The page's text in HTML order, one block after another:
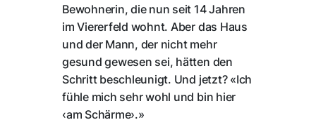
Bewohnerin, die nun seit 14 Jahren
im Viererfeld wohnt. Aber das Haus
und der Mann, der nicht mehr
gesund gewesen sei, hätten den
Schritt beschleunigt. Und jetzt? «Ich
fühle mich sehr wohl und bin hier
‹am Schärme›.»